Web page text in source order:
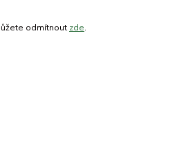
odmítnout zde.